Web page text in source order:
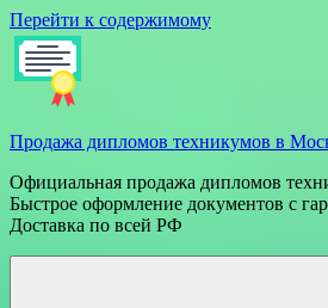
Перейти к содержимому
Продажа дипломов техникумов в
Официальная продажа дипломов
Быстрое оформление документов с
Доставка по всей РФ